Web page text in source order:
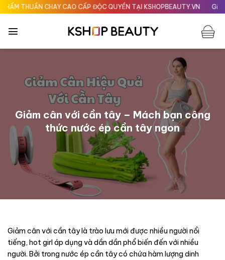
Chuyển
đến
nội
CAO CẤP ĐỘC QUYỀN TẠI KSHOPBEAUTY.VN Giao nhanh 24H tại
Giảm cân với cần tây – Mách bạn công
thức nước ép cần tây ngon
Giảm cân với cần tây là trào lưu mới được nhiều người nổi
tiếng, hot girl áp dụng và dần dần phổ biến đến với nhiều
người. Bởi trong nước ép cần tây có chứa hàm lượng dinh